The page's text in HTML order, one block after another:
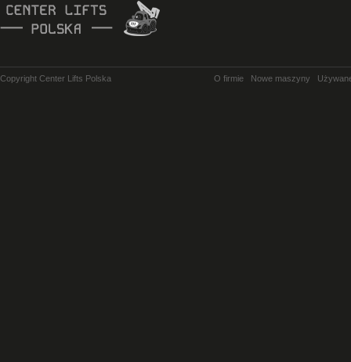
Copyright Center Lifts Polska O firmie Nowe maszyny